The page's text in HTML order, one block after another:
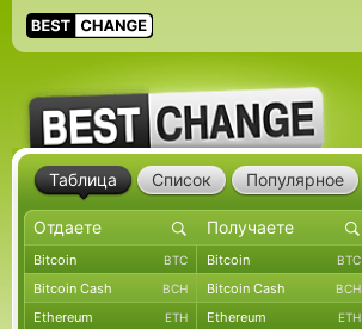
Таблица Список Популярное
Bitcoin BTC Bitcoin BTC
Bitcoin Cash BCH Bitcoin Cash BCH
Ethereum ETH Ethereum ETH